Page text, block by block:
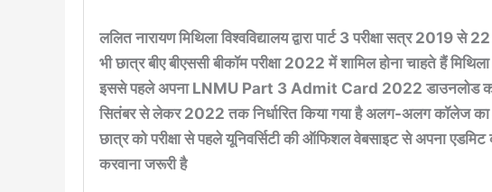
ललित नारायण मिथिला विश्वविद्यालय द्वारा पार्ट 3 परीक्षा सत्र 2019 से
भी छात्र बीए बीएससी बीकॉम परीक्षा 2022 में शामिल होना चाहते हैं मिथिला
इससे पहले अपना LNMU Part 3 Admit Card 2022 डाउनलोड कर लेंगे
सितंबर से लेकर 2022 तक निर्धारित किया गया है अलग-अलग कॉलेज का
छात्र को परीक्षा से पहले यूनिवर्सिटी की ऑफिशल वेबसाइट से अपना
करवाना जरूरी है